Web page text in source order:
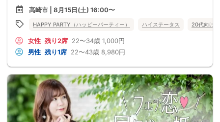
高崎市 | 8月15日(土) 16:00〜
HAPPY PARTY（ハッピーパーティー） ハイステータス 20代向け
女性 残り2席 22〜34歳 1,000円
男性 残り1席 22〜43歳 8,980円